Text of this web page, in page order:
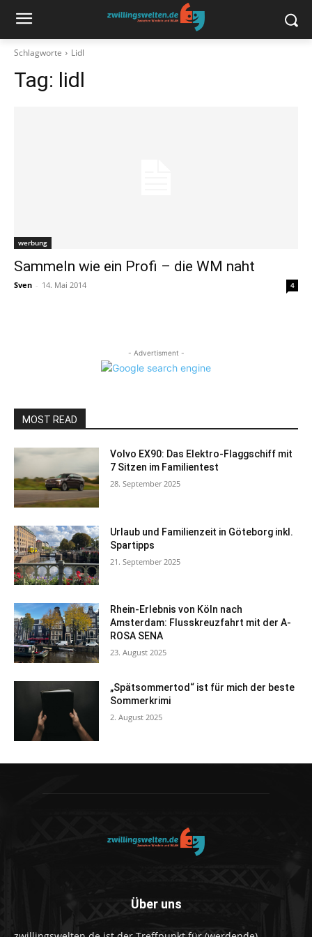
Schlagworte Lidl
Tag: lidl
werbung
Sammeln wie ein Profi – die WM naht
Sven - 14. Mai 2014 4
- Advertisment -
MOST READ
Volvo EX90: Das Elektro-Flaggschiff mit
7 Sitzen im Familientest
28. September 2025
Urlaub und Familienzeit in Göteborg inkl.
Spartipps
21. September 2025
Rhein-Erlebnis von Köln nach
Amsterdam: Flusskreuzfahrt mit der A-
ROSA SENA
23. August 2025
„Spätsommertod“ ist für mich der beste
Sommerkrimi
2. August 2025
Über uns